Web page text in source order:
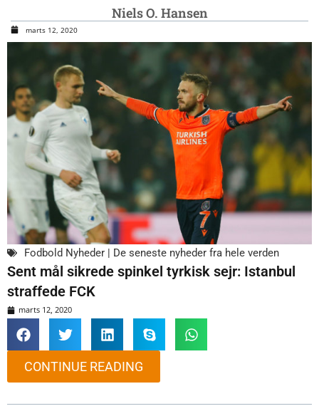
Niels O. Hansen
marts 12, 2020
Fodbold Nyheder | De seneste nyheder fra hele verden
Sent mål sikrede spinkel tyrkisk sejr: Istanbul
straffede FCK
marts 12, 2020
CONTINUE READING